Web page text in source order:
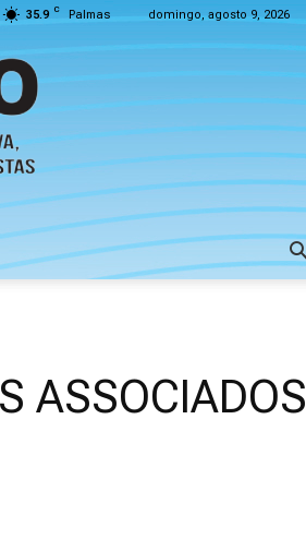
35.9 C Palmas domingo, agosto 9, 2026
ASSOCIADOS